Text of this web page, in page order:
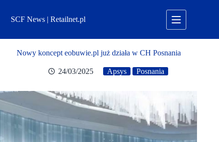
treściSCF News | Retailnet.pl
Nowy koncept eobuwie.pl już działa w CH Posnania
24/03/2025 Apsys Posnania